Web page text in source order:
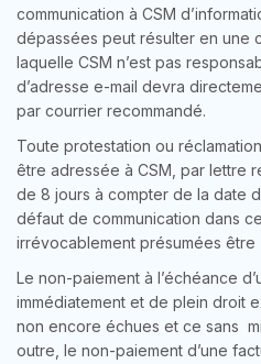
communication à CSM
dépassées peut résulter en une
laquelle CSM n’est pas
d’adresse e-mail devra
par courrier recommandé.
Toute protestation ou
être adressée à CSM, par lettre
de 8 jours à compter de la date
défaut de communication dans
irrévocablement présumées
Le non-paiement à l’échéance
immédiatement et de plein droit
non encore échues et ce sans
outre, le non-paiement d’une